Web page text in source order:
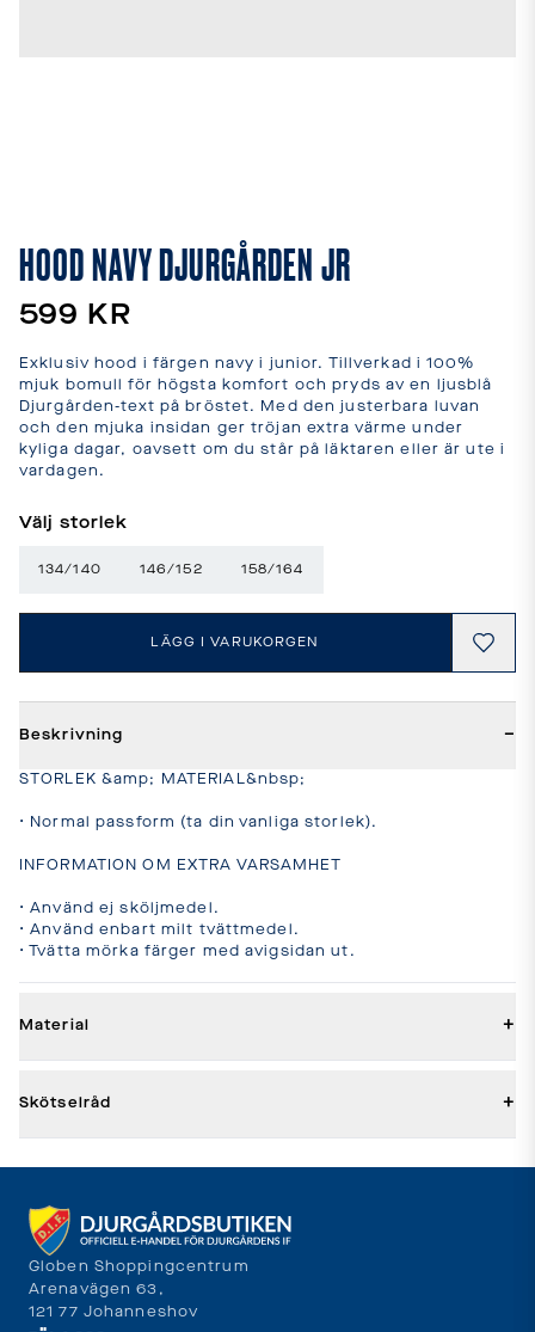
HOOD NAVY DJURGÅRDEN JR
599 KR
Exklusiv hood i färgen navy i junior. Tillverkad i 100%
mjuk bomull för högsta komfort och pryds av en ljusblå
Djurgården-text på bröstet. Med den justerbara luvan
och den mjuka insidan ger tröjan extra värme under
kyliga dagar, oavsett om du står på läktaren eller är ute i
vardagen.
Välj storlek
134/140 146/152 158/164
LÄGG I VARUKORGEN
Beskrivning −
STORLEK &amp; MATERIAL&nbsp;
• Normal passform (ta din vanliga storlek).
INFORMATION OM EXTRA VARSAMHET
• Använd ej sköljmedel.
• Använd enbart milt tvättmedel.
• Tvätta mörka färger med avigsidan ut.
Material +
Skötselråd +
Globen Shoppingcentrum
Arenavägen 63,
121 77 Johanneshov